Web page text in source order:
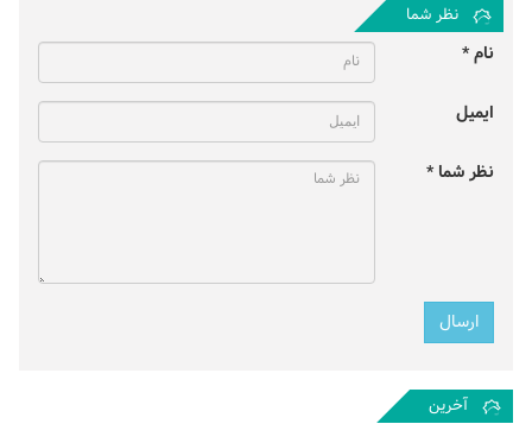
نظر شما
نام *
ایمیل
نظر شما *
آخرین